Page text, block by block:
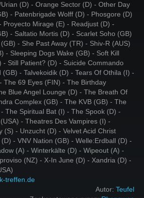
(D) - Orange Sector (D) - Other Day
- Patenbrigade Wolff (D) - Phosgore (D)
Proyecto Mirage (E) - Readjust (D) -
- Saltatio Mortis (D) - Scarlet Soho (GB)
- She Past Away (TR) - Shiv-R (AUS)
- Sleeping Dogs Wake (GB) - Soft Kill
- Still Patient? (D) - Suicide Commando
(GB) - Talvekoidik (D) - Tears Of Othila (I) -
The 69 Eyes (FIN) - The Birthday
Blue Angel Lounge (D) - The Breath Of
Complex (GB) - The KVB (GB) - The
The Spiritual Bat (I) - The Spook (D) -
- Theatres Des Vampires (I) -
(S) - Unzucht (D) - Velvet Acid Christ
- VNV Nation (GB) - Welle:Erdball (D) -
(A) - Winterkälte (D) - Wipeout (A) -
(NZ) - X-In June (D) - Xandria (D) -
treffen.de
Autor: Teufel